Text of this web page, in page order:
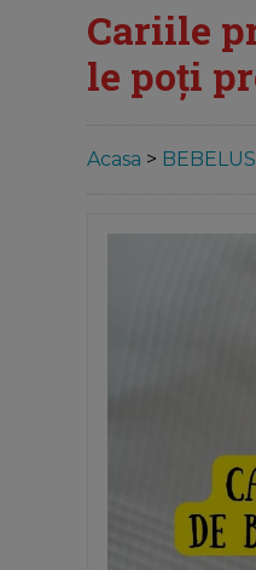
Cariile
le poți
Acasa >